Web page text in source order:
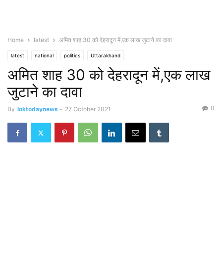
Home latest अमित शाह 30 को देहरादून में,एक लाख जुटाने का दावा
latest national politics Uttarakhand
अमित शाह 30 को देहरादून में,एक लाख
जुटाने का दावा
By loktodaynews - 27 October 2021 0